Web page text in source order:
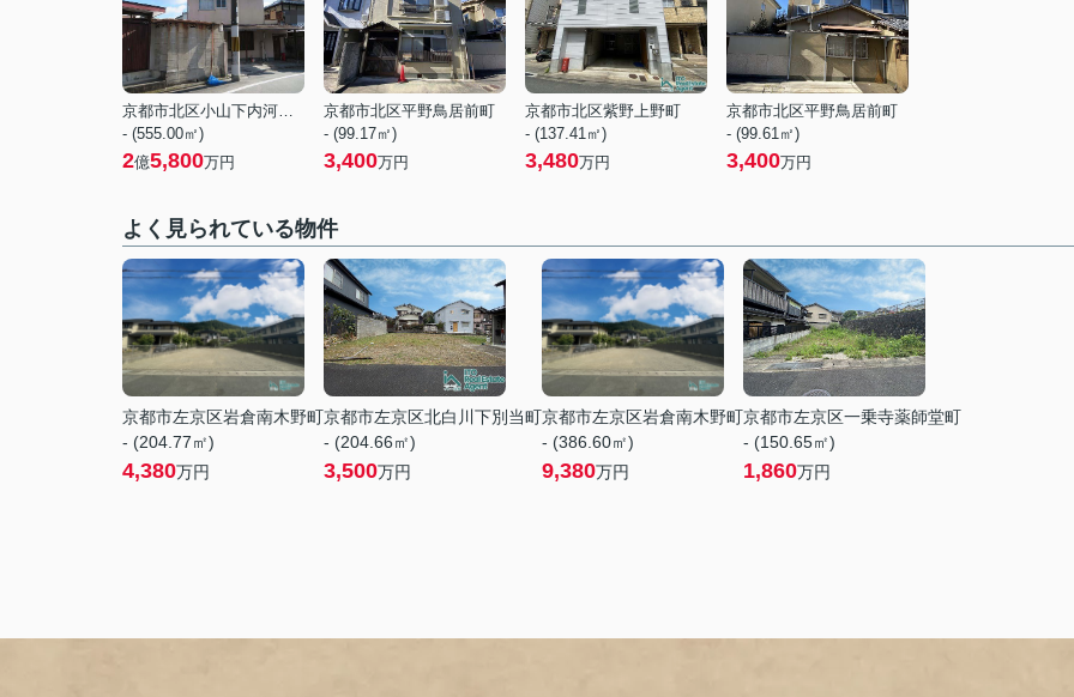
京都市北区小山下内河原町
- (555.00㎡)
2億5,800万円
京都市北区平野鳥居前町
- (99.17㎡)
3,400万円
京都市北区紫野上野町
- (137.41㎡)
3,480万円
京都市北区平野鳥居前町
- (99.61㎡)
3,400万円
よく見られている物件
京都市左京区岩倉南木野町
- (204.77㎡)
4,380万円
京都市左京区北白川下別当町
- (204.66㎡)
3,500万円
京都市左京区岩倉南木野町
- (386.60㎡)
9,380万円
京都市左京区一乗寺薬師堂町
- (150.65㎡)
1,860万円